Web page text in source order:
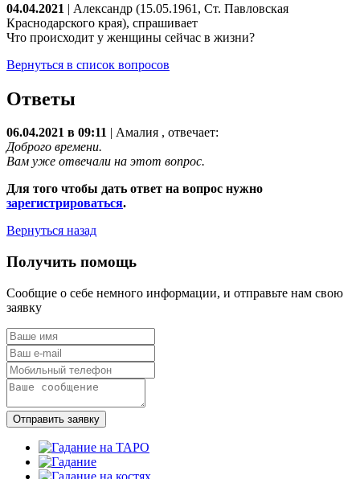
04.04.2021 | Александр (15.05.1961, Ст. Павловская
Краснодарского края), спрашивает
Что происходит у женщины сейчас в жизни?
Вернуться в список вопросов
Ответы
06.04.2021 в 09:11 Амалия , отвечает:
Доброго времени.
Вам уже отвечали на этот вопрос.
Для того чтобы дать ответ на вопрос нужно
зарегистрироваться.
Вернуться назад
Получить помощь
Сообщие о себе немного информации, и отправьте нам свою
заявку
Отправить заявку